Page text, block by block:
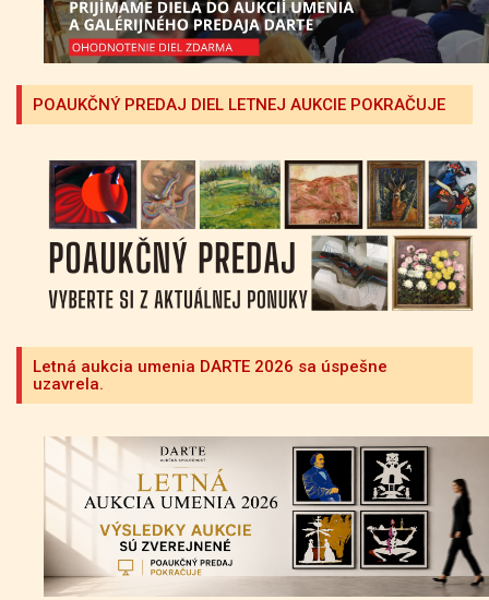
POAUKČNÝ PREDAJ DIEL LETNEJ AUKCIE POKRAČUJE
Letná aukcia umenia DARTE 2026 sa úspešne
uzavrela.